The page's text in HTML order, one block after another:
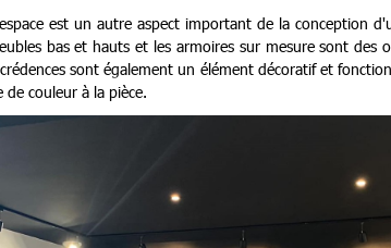
est un autre aspect important de la conception
bas et hauts et les armoires sur mesure sont des
sont également un élément décoratif et
couleur à la pièce.